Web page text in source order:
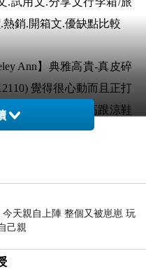
銷.開箱文.優缺點比較
Ann】典雅高貴-真皮碎
覺得很心動而且正打
皮碎花紋路露趾高跟涼鞋
-真皮碎花紋路露趾高跟
買應該會比較便宜，
花紋路露趾高跟涼鞋(黑色
上網慢慢挑選，不用等店
天親自上陣 整個又被崽崽 玩
己親